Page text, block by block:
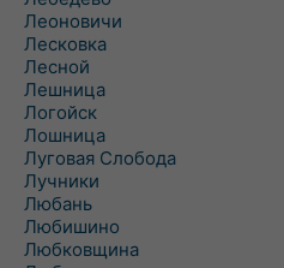
Леоновичи
Лесковка
Лесной
Лешница
Логойск
Лошница
Луговая Слобода
Лучники
Любань
Любишино
Любковщина